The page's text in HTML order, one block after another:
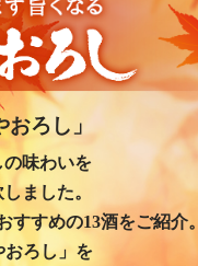
ろし」
味わいを
ました。
すめの13酒をご紹介。
ろし」を